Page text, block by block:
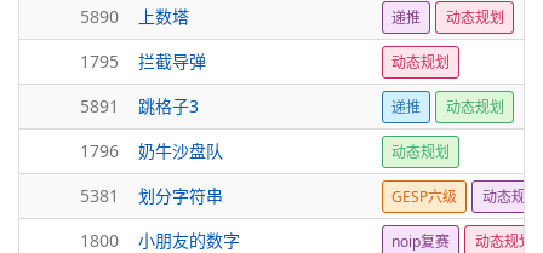
5890 上数塔 递推 动态规划
1795 拦截导弹 动态规划
5891 跳格子3 递推 动态规划
1796 奶牛沙盘队 动态规划
5381 划分字符串 GESP六级 动态规划
1800 小朋友的数字 noip复赛 动态规划